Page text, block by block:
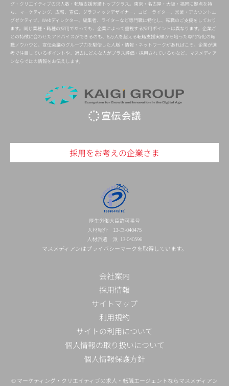
グ・クリエイティブの求人数・転職支援実績トップクラス。東京・名古屋・大阪・福岡に拠点を持
ち、マーケティング、広報、宣伝、グラフィックデザイナー、コピーライター、営業・アカウントエ
グゼクティブ、Webディレクター、編集者、ライターなど専門職に特化し、転職のご支援をしており
ます。同じ業種・職種の採用であっても、企業によって重視する採用ポイントは異なります。企業ご
との特徴に合わせたアドバイスができるのも、6万人を超える転職支援実績から培った専門特化の転
職ノウハウと、宣伝会議のグループ力を駆使した人脈・情報・ネットワークがあればこそ。企業が選
考で注目しているポイントや、過去にどんな人がプラス評価・採用されているかなど、マスメディア
ンならではの情報をお伝えします。
採用をお考えの企業さま
厚生労働大臣許可番号
人材紹介 13-ユ-040475
人材派遣 派 13-040596
マスメディアンはプライバシーマークを取得しています。
会社案内
採用情報
サイトマップ
利用規約
サイトの利用について
個人情報の取り扱いについて
個人情報保護方針
© マーケティング・クリエイティブの求人・転職エージェントならマスメディアン